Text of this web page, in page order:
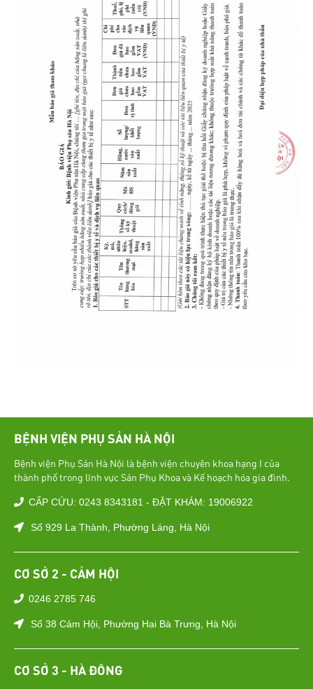
BỆNH VIỆN PHỤ SẢN HÀ NỘI
Bệnh viện Phụ Sản Hà Nội là bệnh viện chuyên khoa hạng I của
thành phố trong lĩnh vực Sản Phụ Khoa và Kế hoạch hóa gia đình.
CẤP CỨU: 0243 8343181 - ĐẶT KHÁM: 19006922
Số 929 La Thành, Phường Láng, Hà Nội
CƠ SỞ 2 - CẢM HỘI
0246 2785 746
Số 38 Cảm Hội, Phường Hai Bà Trưng, Hà Nội
CƠ SỞ 3 - HÀ ĐÔNG